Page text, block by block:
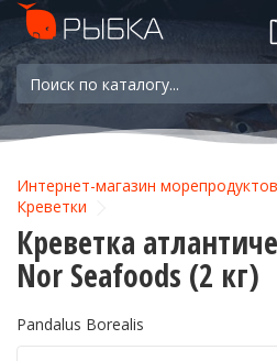
Интернет-магазин морепродуктов
Креветки
Креветка
Nor Seafoods (2 кг)
Pandalus Borealis